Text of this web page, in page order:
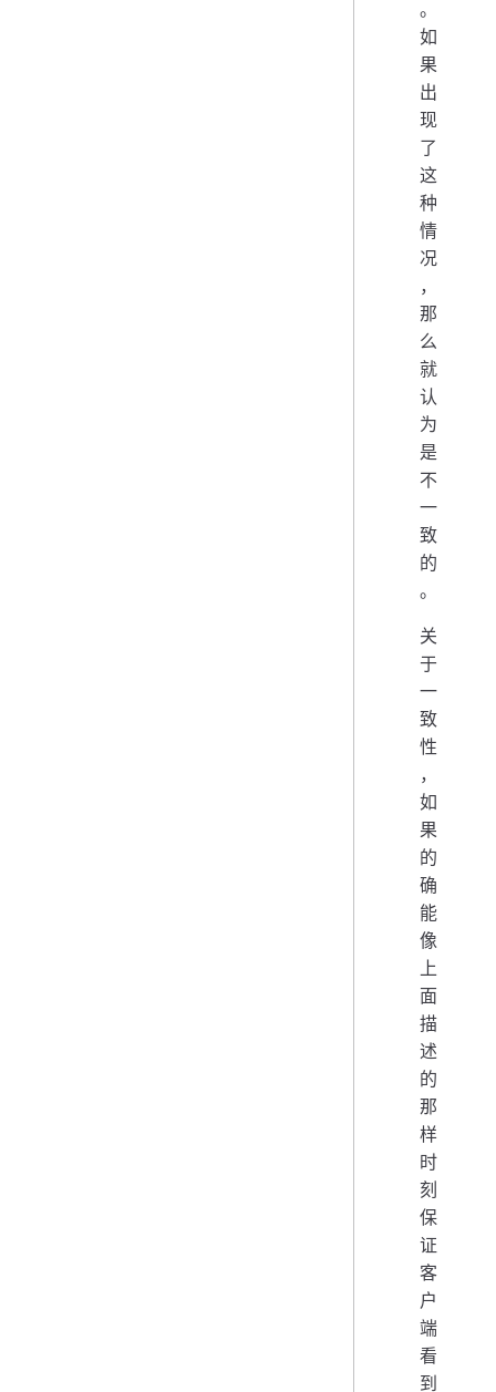
。
如
果
出
现
了
这
种
情
况
，
那
么
就
认
为
是
不
一
致
的
。
关
于
一
致
性
，
如
果
的
确
能
像
上
面
描
述
的
那
样
时
刻
保
证
客
户
端
看
到